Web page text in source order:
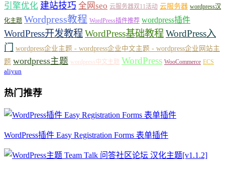
引擎优化 建站技巧 全网seo 云服务器双11活动 云服务器 wordpress汉
化主题 Wordpress教程 WordPress插件推荐 wordpress插件
WordPress开发教程WordPress基础教程WordPress入
门
wordpress企业主题 - wordpress企业中文主题 - wordpress企业网站主
题 wordpress主题 wordpress中文主题 WordPress WooCommerce ECS
aliyun
热门推荐
WordPress插件 Easy Registration Forms 表单插件